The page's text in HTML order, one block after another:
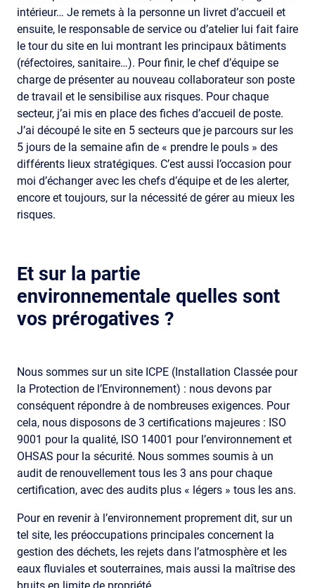
intérieur… Je remets à la personne un livret d’accueil et
ensuite, le responsable de service ou d’atelier lui fait faire
le tour du site en lui montrant les principaux bâtiments
(réfectoires, sanitaire…). Pour finir, le chef d’équipe se
charge de présenter au nouveau collaborateur son poste
de travail et le sensibilise aux risques. Pour chaque
secteur, j’ai mis en place des fiches d’accueil de poste.
J’ai découpé le site en 5 secteurs que je parcours sur les
5 jours de la semaine afin de « prendre le pouls » des
différents lieux stratégiques. C’est aussi l’occasion pour
moi d’échanger avec les chefs d’équipe et de les alerter,
encore et toujours, sur la nécessité de gérer au mieux les
risques.
Et sur la partie
environnementale quelles sont
vos prérogatives ?
Nous sommes sur un site ICPE (Installation Classée pour
la Protection de l’Environnement) : nous devons par
conséquent répondre à de nombreuses exigences. Pour
cela, nous disposons de 3 certifications majeures : ISO
9001 pour la qualité, ISO 14001 pour l’environnement et
OHSAS pour la sécurité. Nous sommes soumis à un
audit de renouvellement tous les 3 ans pour chaque
certification, avec des audits plus « légers » tous les ans.
Pour en revenir à l’environnement proprement dit, sur un
tel site, les préoccupations principales concernent la
gestion des déchets, les rejets dans l’atmosphère et les
eaux fluviales et souterraines, mais aussi la maîtrise des
bruits en limite de propriété.